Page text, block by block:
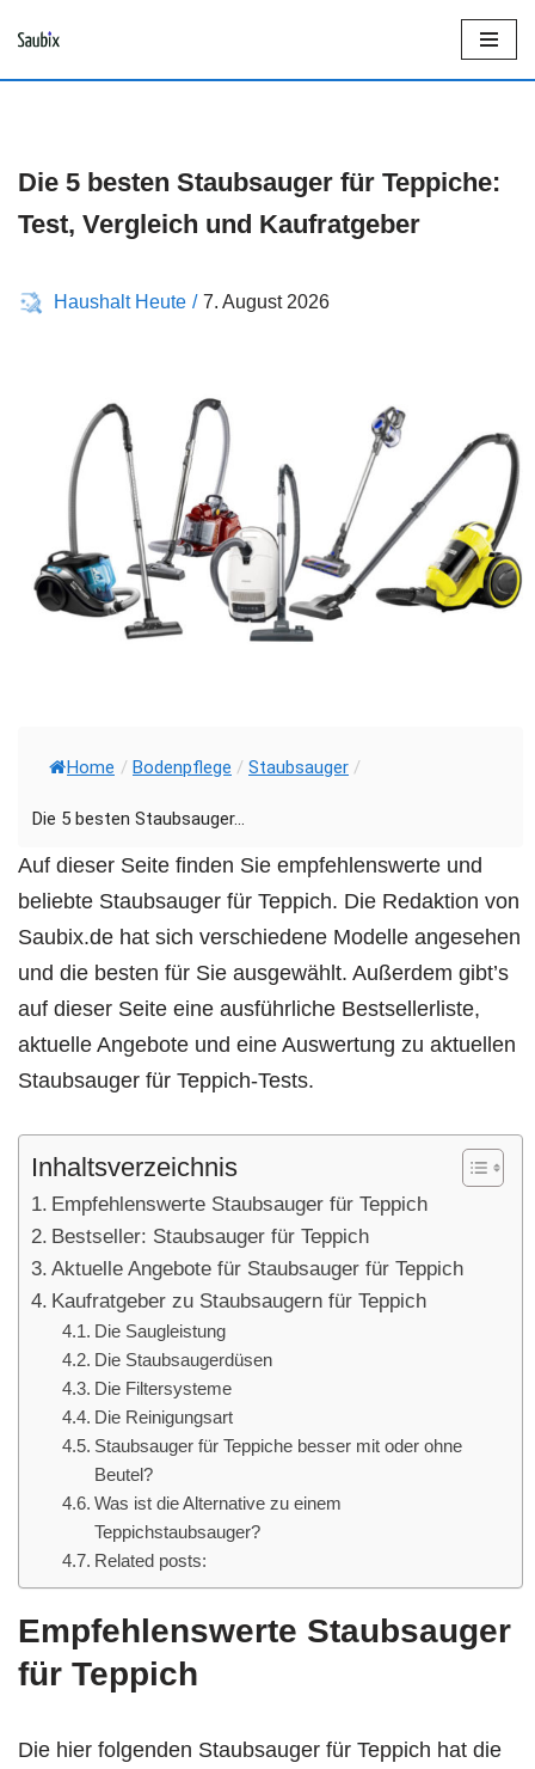
I
n
Die 5 besten Staubsauger für Teppiche:
Test, Vergleich und Kaufratgeber
Haushalt Heute 7. August 2026
Home / Bodenpflege / Staubsauger /
Die 5 besten Staubsauger...
Auf dieser Seite finden Sie empfehlenswerte und
beliebte Staubsauger für Teppich. Die Redaktion von
Saubix.de hat sich verschiedene Modelle angesehen
und die besten für Sie ausgewählt. Außerdem gibt’s
auf dieser Seite eine ausführliche Bestsellerliste,
aktuelle Angebote und eine Auswertung zu aktuellen
Staubsauger für Teppich-Tests.
Inhaltsverzeichnis
Empfehlenswerte Staubsauger für Teppich
Bestseller: Staubsauger für Teppich
Aktuelle Angebote für Staubsauger für Teppich
Kaufratgeber zu Staubsaugern für Teppich
Die Saugleistung
Die Staubsaugerdüsen
Die Filtersysteme
Die Reinigungsart
Staubsauger für Teppiche besser mit oder ohne
Beutel?
Was ist die Alternative zu einem
Teppichstaubsauger?
Related posts:
Empfehlenswerte Staubsauger
für Teppich
Die hier folgenden Staubsauger für Teppich hat die